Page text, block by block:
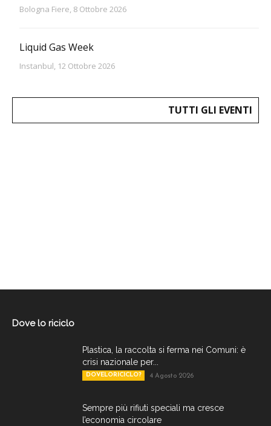
Bologna Fiere, 8 Ottobre 2026
Liquid Gas Week
Instanbul, 12 Ottobre 2026
TUTTI GLI EVENTI
Dove lo riciclo
Plastica, la raccolta si ferma nei Comuni: è
crisi nazionale per...
DOVELORICICLO? 4 Agosto 2026
Sempre più rifiuti speciali ma cresce
l’economia circolare